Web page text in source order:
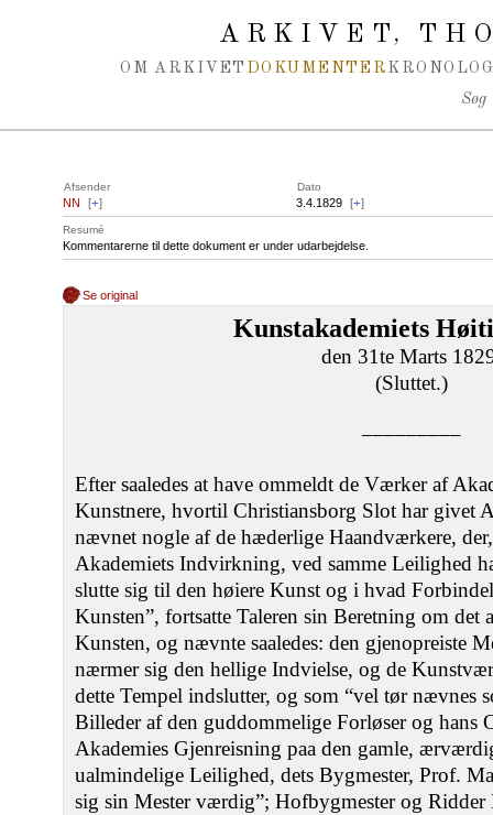
ARKIVET,
OM ARKIVET DOKUMENTER
Søg
Afsender Dato
NN [+] 3.4.1829 [+]
Resumé
Kommentarerne til dette dokument er under udarbejdelse.
Se original
Kunstakademiets
den 31te Marts
(Sluttet.)
–––––––––
Efter saaledes at have ommeldt de Værker af
Kunstnere, hvortil Christiansborg Slot har givet
nævnet nogle af de hæderlige Haandværkere,
Akademiets Indvirkning, ved samme Leilighed
slutte sig til den høiere Kunst og i hvad
Kunsten”, fortsatte Taleren sin Beretning om det
Kunsten, og nævnte saaledes: den gjenopreiste
nærmer sig den hellige Indvielse, og de
dette Tempel indslutter, og som “vel tør nævnes
Billeder af den guddommelige Forløser og hans
Akademies Gjenreisning paa den gamle,
ualmindelige Leilighed, dets Bygmester, Prof.
sig sin Mester værdig”; Hofbygmester og Ridder